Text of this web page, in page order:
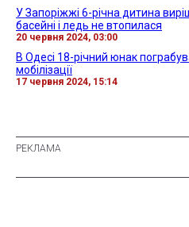
У Запоріжжі 6-річна дитина
басейні і ледь не втопилася
20 червня 2024, 03:00
В Одесі 18-річний юнак
мобілізації
17 червня 2024, 15:14